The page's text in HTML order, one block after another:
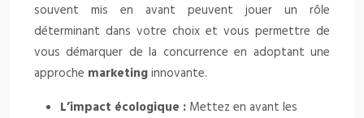
souvent mis en avant peuvent jouer un rôle
déterminant dans votre choix et vous permettre de
vous démarquer de la concurrence en adoptant une
approche marketinginnovante.
L’impact écologique : Mettez en avant les